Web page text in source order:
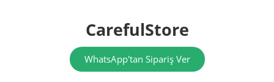
CarefulStore
WhatsApp'tan Sipariş Ver